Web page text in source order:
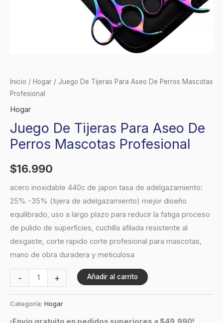
Inicio / Hogar / Juego De Tijeras Para Aseo De Perros Mascotas
Profesional
Hogar
Juego De Tijeras Para Aseo De
Perros Mascotas Profesional
$16.990
acero inoxidable 440c de japon tasa de adelgazamiento:
25% -35% (tijera de adelgazamiento) mejor diseño
equilibrado, uso a largo plazo para reducir la fatiga proceso
de pulido de superficies, cuchilla afilada resistente al
desgaste, corte rapido corte profesional para mascotas,
mano de obra duradera y meticulosa
- + Añadir al carrito
Categoría: Hogar